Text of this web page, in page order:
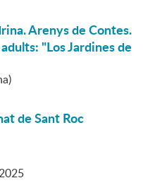
Arenys de Contes.
"Los Jardines de
de Sant Roc